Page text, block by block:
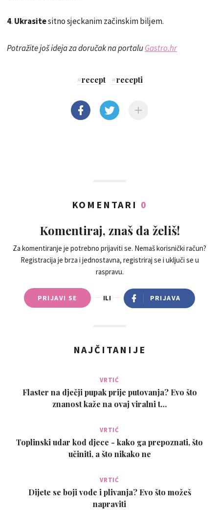
4. Ukrasitesitno sjeckanim začinskim biljem.
Potražite još ideja za doručak na portaluGastro.hr
#recept #recepti
KOMENTARI 0
Komentiraj, znaš da želiš!
Za komentiranje je potrebno prijaviti se. Nemaš korisnički račun?
Registracija je brza i jednostavna, registriraj se i uključi se u
raspravu.
PRIJAVI SE ILI PRIJAVA
NAJČITANIJE
VRTIĆ
Flaster na dječji pupak prije putovanja? Evo što
znanost kaže na ovaj viralni t…
VRTIĆ
Toplinski udar kod djece - kako ga prepoznati, što
učiniti, a što nikako ne
VRTIĆ
Dijete se boji vode i plivanja? Evo što možeš
napraviti